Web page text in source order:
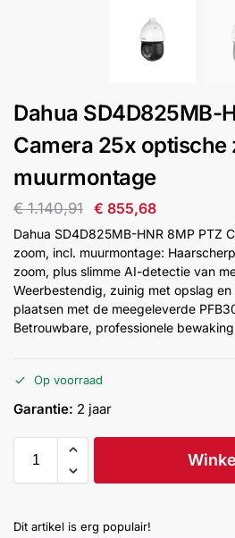
Inbraakbeveiliging
Merken
Outlet SALE
Help &
service
Dahua SD4D825MB-
Camera 25x optische
muurmontage
€1.140,91 € 855,68
Dahua SD4D825MB-HNR 8MP PTZ
zoom, incl. muurmontage:
zoom, plus slimme AI-detectie van
Weerbestendig, zuinig met opslag
plaatsen met de meegeleverde
Betrouwbare, professionele
Op voorraad
Garantie: 2 jaar
Dit artikel is erg populair!